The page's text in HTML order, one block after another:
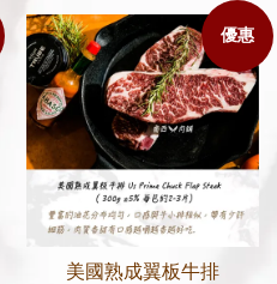
優惠
美國熟成翼板牛排